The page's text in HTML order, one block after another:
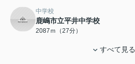
中学校
鹿嶋市立平井中学校
2087ｍ（27分）
すべて見る